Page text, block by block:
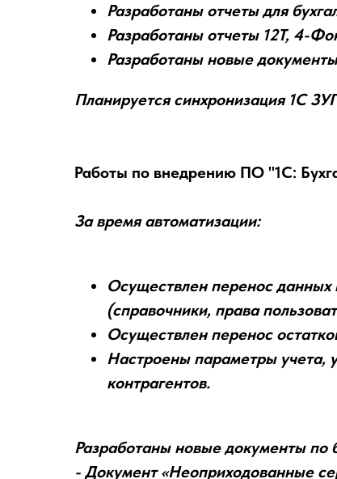
Разработаны отчеты для
Разработаны отчеты 12Т, 4-
Разработаны новые
Планируется синхронизация 1С
Работы по внедрению ПО "1С:
За время автоматизации:
Осуществлен перенос данных
(справочники, права
Осуществлен перенос
Настроены параметры учета,
контрагентов.
Разработаны новые документы по
- Документ «Неоприходованные